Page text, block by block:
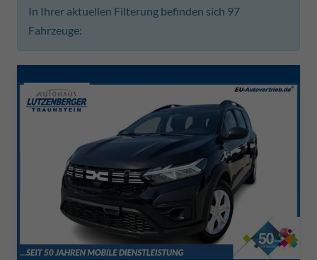
In Ihrer aktuellen Filterung befinden sich 97
Fahrzeuge: